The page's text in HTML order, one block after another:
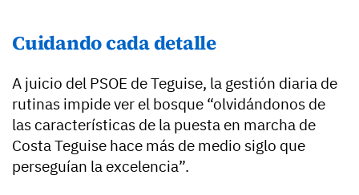
Cuidando cada detalle
A juicio del PSOE de Teguise, la gestión diaria de
rutinas impide ver el bosque “olvidándonos de
las características de la puesta en marcha de
Costa Teguise hace más de medio siglo que
perseguían la excelencia”.